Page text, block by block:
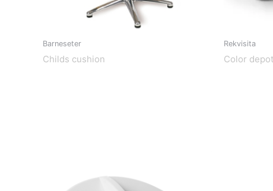
Barneseter
Childs cushion
Rekvisita
Color